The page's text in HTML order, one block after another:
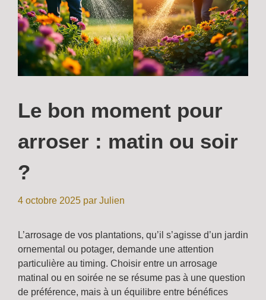
Le bon moment pour
arroser : matin ou soir
?
4 octobre 2025 par Julien
L’arrosage de vos plantations, qu’il s’agisse d’un jardin
ornemental ou potager, demande une attention
particulière au timing. Choisir entre un arrosage
matinal ou en soirée ne se résume pas à une question
de préférence, mais à un équilibre entre bénéfices